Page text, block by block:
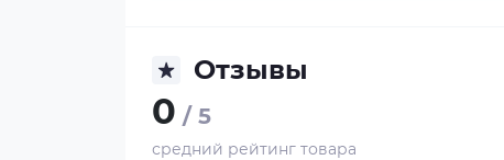
Отзывы
0 / 5
средний рейтинг товара